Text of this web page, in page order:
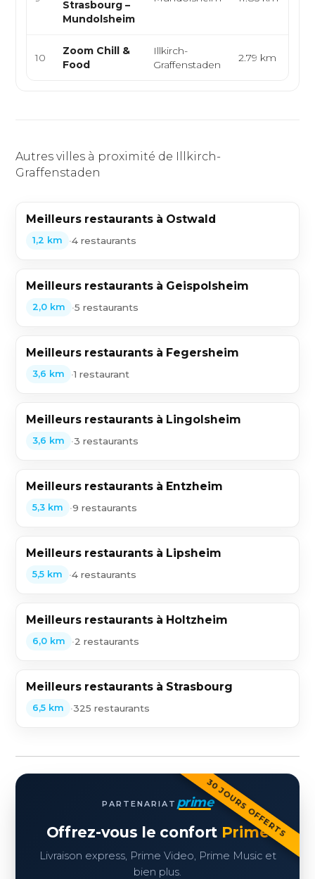
Strasbourg –
Mundolsheim
10
Zoom Chill &
Food
Illkirch-
Graffenstaden
2.79 km
Autres villes à proximité de Illkirch-
Graffenstaden
Meilleurs restaurants à Ostwald
1,2 km •4 restaurants
Meilleurs restaurants à Geispolsheim
2,0 km •5 restaurants
Meilleurs restaurants à Fegersheim
3,6 km •1 restaurant
Meilleurs restaurants à Lingolsheim
3,6 km •3 restaurants
Meilleurs restaurants à Entzheim
5,3 km •9 restaurants
Meilleurs restaurants à Lipsheim
5,5 km •4 restaurants
Meilleurs restaurants à Holtzheim
6,0 km •2 restaurants
Meilleurs restaurants à Strasbourg
6,5 km •325 restaurants
30 JOURS OFFERTS
PARTENARIAT prime
Offrez-vous le confort Prime
Livraison express, Prime Video, Prime Music et
bien plus.